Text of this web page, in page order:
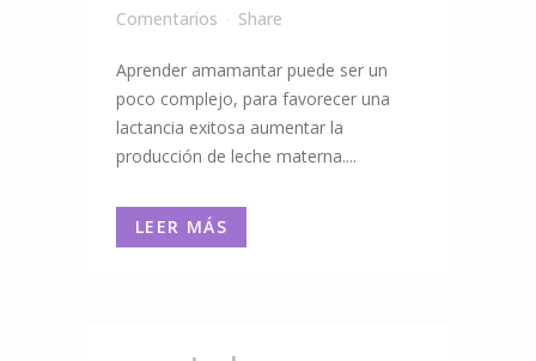
Comentarios
Share
Aprender amamantar puede ser un
poco complejo, para favorecer una
lactancia exitosa aumentar la
producción de leche materna....
LEER MÁS